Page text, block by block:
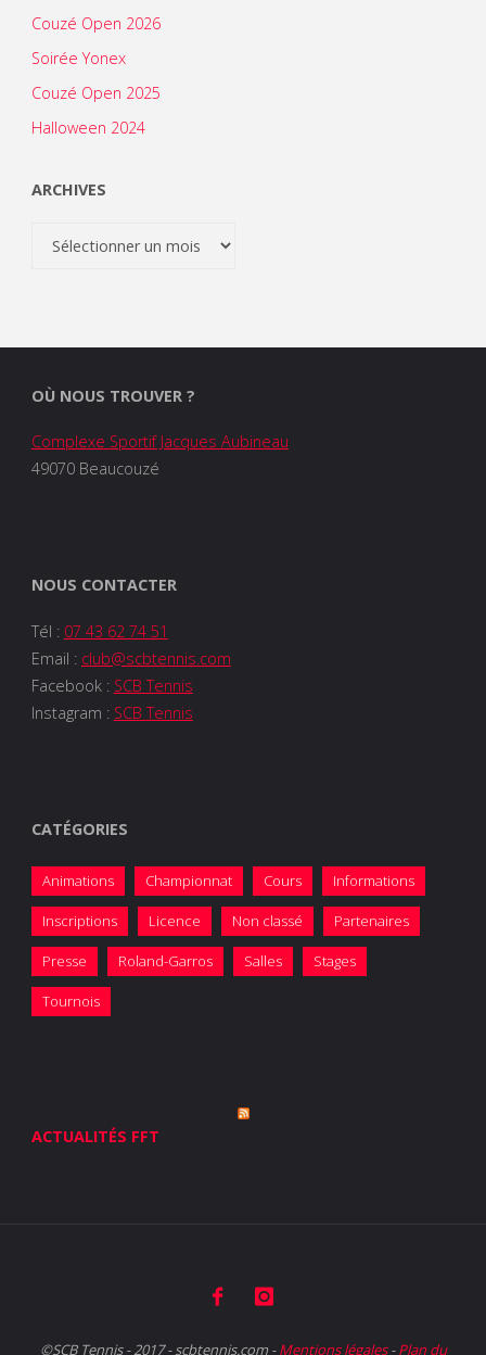
Couzé Open 2026
Soirée Yonex
Couzé Open 2025
Halloween 2024
ARCHIVES
OÙ NOUS TROUVER ?
Complexe Sportif Jacques Aubineau
49070 Beaucouzé
NOUS CONTACTER
Tél : 07 43 62 74 51
Email : club@scbtennis.com
Facebook : SCB Tennis
Instagram : SCB Tennis
CATÉGORIES
Animations Championnat Cours Informations
Inscriptions Licence Non classé Partenaires
Presse Roland-Garros Salles Stages
Tournois
ACTUALITÉS FFT
©SCB Tennis - 2017 - scbtennis.com -Mentions légales-Plan du